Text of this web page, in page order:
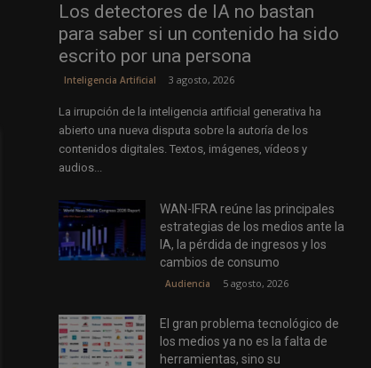
Los detectores de IA no bastan
para saber si un contenido ha sido
escrito por una persona
Inteligencia Artificial 3 agosto, 2026
La irrupción de la inteligencia artificial generativa ha
abierto una nueva disputa sobre la autoría de los
contenidos digitales. Textos, imágenes, vídeos y
audios...
WAN-IFRA reúne las principales
estrategias de los medios ante la
IA, la pérdida de ingresos y los
cambios de consumo
Audiencia 5 agosto, 2026
El gran problema tecnológico de
los medios ya no es la falta de
herramientas, sino su